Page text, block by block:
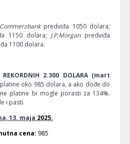
Commerzbankpredviđa 1050 dolara;
1150 dolara; J.P.Morganpredviđa
1100 dolara.
REKORDNIH 2.300 DOLARA (mart
oko 985 dolara, a ako dođe do
platine bi mogle porasti za 134%.
i pasti.
13. maja 2025.
cena: 985